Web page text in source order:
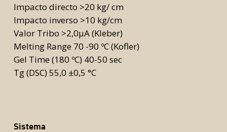
Impacto directo >20 kg/ cm
Impacto inverso >10 kg/cm
Valor Tribo >2,0μA (Kleber)
Melting Range 70 -90 ºC (Kofler)
Gel Time (180 ºC) 40-50 sec
Tg (DSC) 55,0 ±0,5 °C
Sistema